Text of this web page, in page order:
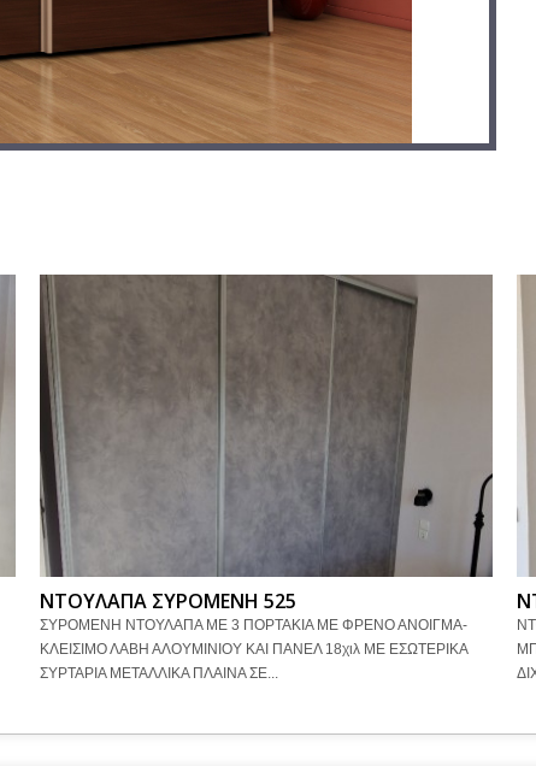
ΝΤΟΥΛΑΠΑ ΣΥΡΟΜΕΝΗ 525
ΣΥΡΟΜΕΝΗ ΝΤΟΥΛΑΠΑ ΜΕ 3 ΠΟΡΤΑΚΙΑ ΜΕ ΦΡΕΝΟ ΑΝΟΙΓΜΑ-
ΚΛΕΙΣΙΜΟ ΛΑΒΗ ΑΛΟΥΜΙΝΙΟΥ ΚΑΙ ΠΑΝΕΛ 18χιλ ΜΕ ΕΣΩΤΕΡΙΚΑ
ΣΥΡΤΑΡΙΑ ΜΕΤΑΛΛΙΚΑ ΠΛΑΙΝΑ ΣΕ...